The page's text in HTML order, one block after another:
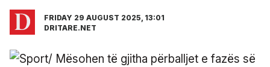
FRIDAY 29 AUGUST 2025, 13:01
DRITARE.NET